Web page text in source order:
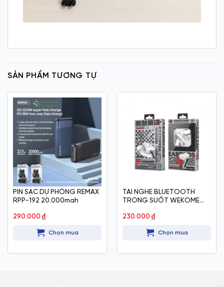
SẢN PHẨM TƯƠNG TỰ
PIN SẠC DỰ PHÒNG REMAX
RPP-192 20.000mah
290.000 ₫
Chọn mua
TAI NGHE BLUETOOTH
TRONG SUỐT WEKOME
230.000 ₫
Chọn mua